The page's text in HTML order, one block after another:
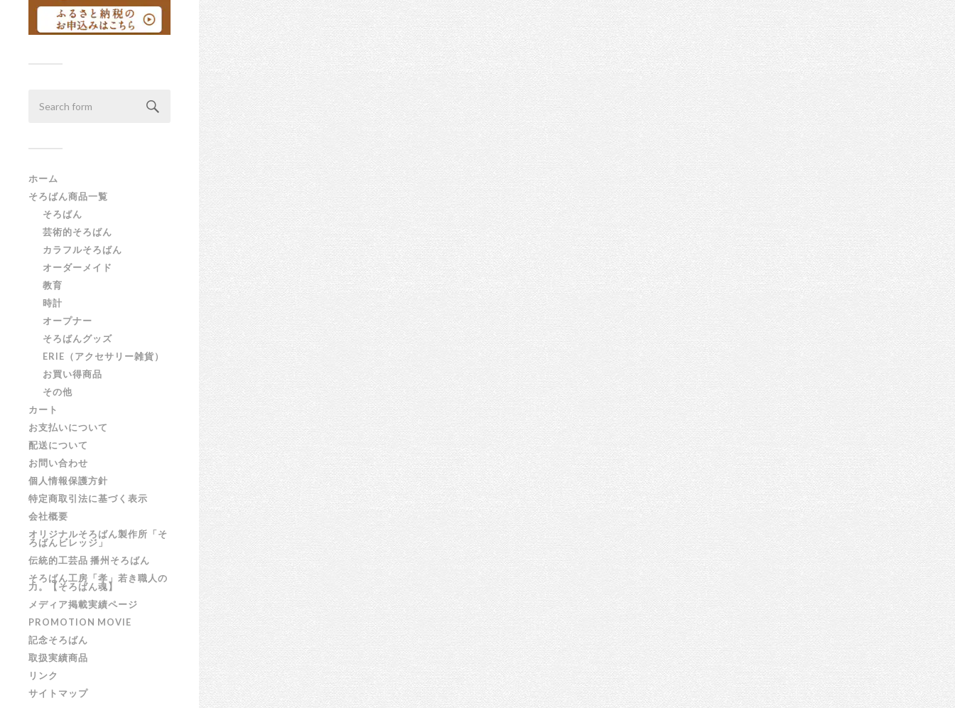
ホーム
そろばん商品一覧
そろばん
芸術的そろばん
カラフルそろばん
オーダーメイド
教育
時計
オープナー
そろばんグッズ
ERIE（アクセサリー雑貨）
お買い得商品
その他
カート
お支払いについて
配送について
お問い合わせ
個人情報保護方針
特定商取引法に基づく表示
会社概要
オリジナルそろばん製作所「そ
ろばんビレッジ」
伝統的工芸品 播州そろばん
そろばん工房「孝」若き職人の
力。【そろばん魂】
メディア掲載実績ページ
PROMOTION MOVIE
記念そろばん
取扱実績商品
リンク
サイトマップ